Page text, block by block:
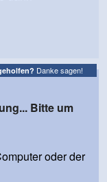
Danke sagen!
Bitte um
oder der